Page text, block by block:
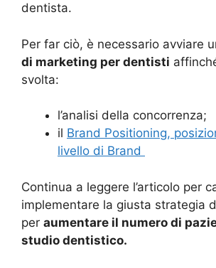
dentista.
Per far ciò, è necessario avviare
di marketing per dentisti
svolta:
l’analisi della concorrenza;
il Brand Positioning,
livello di Brand
Continua a leggere l’articolo per
implementare la giusta strategia
per aumentare il numero di
studio dentistico.